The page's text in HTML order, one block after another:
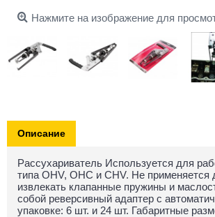
Нажмите на изображение для
Описание
Раcсухариватель Используется для
типа OHV, OHC и CHV. Не
извлекать клапанные пружины и
собой реверсивный адаптер с
упаковке: 6 шт. и 24 шт. Габаритные